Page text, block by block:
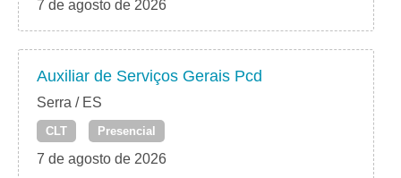
7 de agosto de 2026
Auxiliar de Serviços Gerais Pcd
Serra / ES
CLT Presencial
7 de agosto de 2026